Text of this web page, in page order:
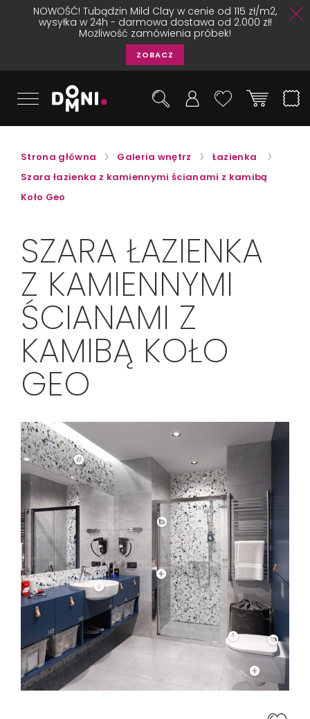
NOWOŚĆ! Tubądzin Mild Clay w cenie od 115 zł/m2,
wysyłka w 24h - darmowa dostawa od 2.000 zł!
Możliwość zamówienia próbek!
ZOBACZ
Strona główna Galeria wnętrz
Łazienka
Szara łazienka z kamiennymi ścianami z kamibą
Koło Geo
SZARA ŁAZIENKA
Z KAMIENNYMI
ŚCIANAMI Z
KAMIBĄ KOŁO
GEO